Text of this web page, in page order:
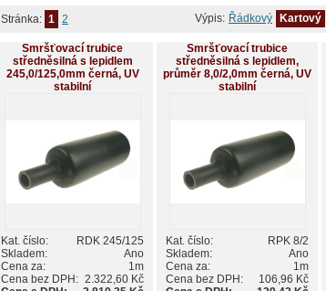
Výpis: Řádkový Kartový
Stránka: 1 2
Smršťovací trubice
středněsilná s lepidlem
245,0/125,0mm černá, UV
stabilní
Kat. číslo:
RDK 245/125
Skladem:
Ano
Cena za:
1m
Cena bez DPH: 2.322,60 Kč
Smršťovací trubice
středněsilná s lepidlem,
průměr 8,0/2,0mm černá, UV
stabilní
Kat. číslo:
RPK 8/2
Skladem:
Ano
Cena za:
1m
Cena bez DPH:
106,96 Kč